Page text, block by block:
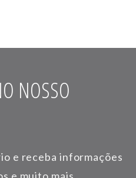
NOSSO
e receba informações